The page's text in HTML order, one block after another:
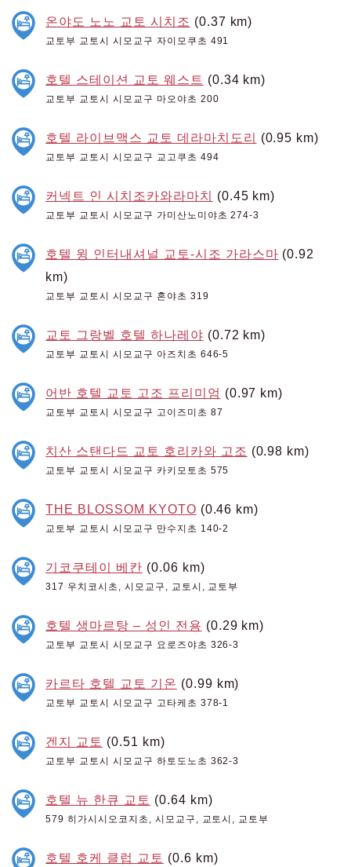
온야도 노노 교토 시치조 (0.37 km)
교토부 교토시 시모교구 자이모쿠초 491
호텔 스테이션 교토 웨스트 (0.34 km)
교토부 교토시 시모교구 마오야초 200
호텔 라이브맥스 교토 데라마치도리 (0.95 km)
교토부 교토시 시모교구 교고쿠초 494
커넥트 인 시치조카와라마치 (0.45 km)
교토부 교토시 시모교구 가미산노미야초 274-3
호텔 윙 인터내셔널 교토-시조 가라스마 (0.92
km)
교토부 교토시 시모교구 혼야초 319
교토 그랑벨 호텔 하나레야 (0.72 km)
교토부 교토시 시모교구 아즈치초 646-5
어반 호텔 교토 고조 프리미엄 (0.97 km)
교토부 교토시 시모교구 고이즈미초 87
치산 스탠다드 교토 호리카와 고조 (0.98 km)
교토부 교토시 시모교구 카키모토초 575
THE BLOSSOM KYOTO (0.46 km)
교토부 교토시 시모교구 만수지초 140-2
기코쿠테이 베칸 (0.06 km)
317 우치코시초, 시모교구, 교토시, 교토부
호텔 생마르탕 – 성인 전용 (0.29 km)
교토부 교토시 시모교구 요로즈야초 326-3
카르타 호텔 교토 기온 (0.99 km)
교토부 교토시 시모교구 고타케초 378-1
겐지 교토 (0.51 km)
교토부 교토시 시모교구 하토도노초 362-3
호텔 뉴 한큐 교토 (0.64 km)
579 히가시시오코지초, 시모교구, 교토시, 교토부
호텔 호케 클럽 교토 (0.6 km)